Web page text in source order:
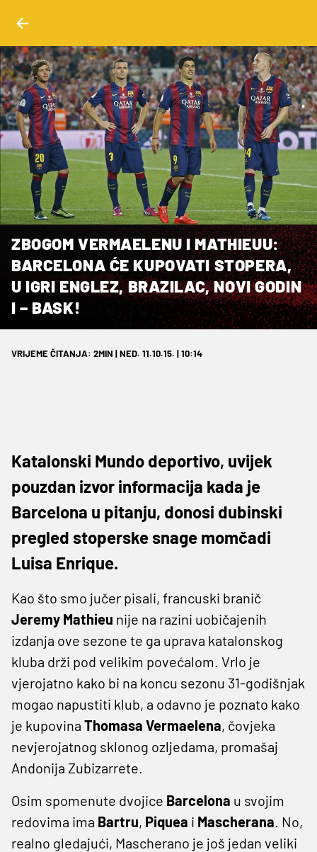
ZBOGOM VERMAELENU I MATHIEUU:
BARCELONA ĆE KUPOVATI STOPERA,
U IGRI ENGLEZ, BRAZILAC, NOVI GODIN
I – BASK!
VRIJEME ČITANJA: 2MIN | NED. 11.10.15. | 10:14
Katalonski Mundo deportivo, uvijek
pouzdan izvor informacija kada je
Barcelona u pitanju, donosi dubinski
pregled stoperske snage momčadi
Luisa Enrique.
Kao što smo jučer pisali, francuski branič
Jeremy Mathieu nije na razini uobičajenih
izdanja ove sezone te ga uprava katalonskog
kluba drži pod velikim povećalom. Vrlo je
vjerojatno kako bi na koncu sezonu 31-godišnjak
mogao napustiti klub, a odavno je poznato kako
je kupovina Thomasa Vermaelena, čovjeka
nevjerojatnog sklonog ozljedama, promašaj
Andonija Zubizarrete.
Osim spomenute dvojice Barcelona u svojim
redovima ima Bartru, Piquea i Mascherana. No,
realno gledajući, Mascherano je još jedan veliki